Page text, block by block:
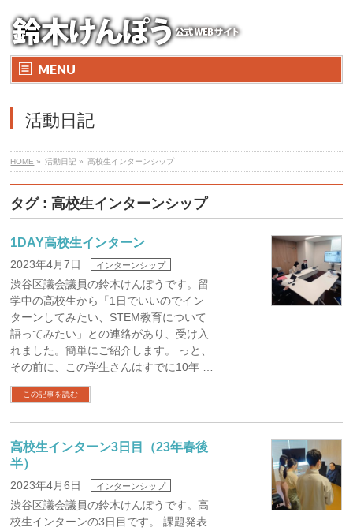
MENU
活動日記
HOME » 活動日記 » 高校生インターンシップ
タグ : 高校生インターンシップ
1DAY高校生インターン
2023年4月7日 インターンシップ
渋谷区議会議員の鈴木けんぽうです。留
学中の高校生から「1日でいいのでイン
ターンしてみたい、STEM教育について
語ってみたい」との連絡があり、受け入
れました。簡単にご紹介します。 っと、
その前に、この学生さんはすでに10年 …
この記事を読む
高校生インターン3日目（23年春後
半）
2023年4月6日 インターンシップ
渋谷区議会議員の鈴木けんぽうです。高
校生インターンの3日目です。 課題発表